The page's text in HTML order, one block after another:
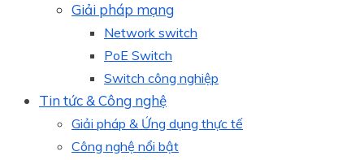
Giải pháp mạng
Network switch
PoE Switch
Switch công nghiệp
Tin tức & Công nghệ
Giải pháp & Ứng dụng thực tế
Công nghệ nổi bật